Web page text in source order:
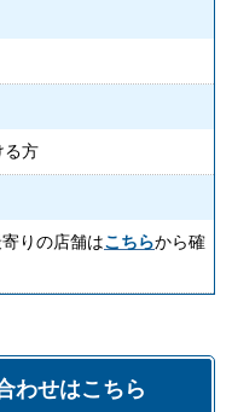
る方
りの店舗はこちらから確
わせはこちら